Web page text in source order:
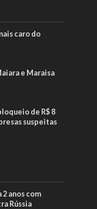
caro do
e Maraisa
de R$ 8
suspeitas
anos com
Rússia